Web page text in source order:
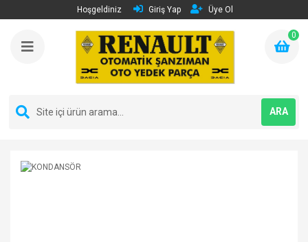
Hoşgeldiniz Giriş Yap Üye Ol
ARA
0